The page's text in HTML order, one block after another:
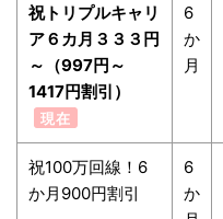
祝トリプルキャリ
ア６カ月３３３円
～（997円～
1417円割引）
現在
6
か
月
祝100万回線！6
か月900円割引
6
か